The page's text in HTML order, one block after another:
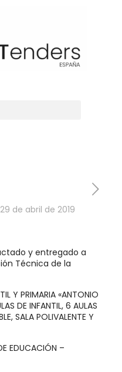
29 de abril de 2019
y entregado a
Técnica de la
Y PRIMARIA «ANTONIO
DE INFANTIL, 6 AULAS
SALA POLIVALENTE Y
EDUCACIÓN –